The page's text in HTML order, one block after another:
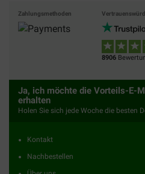
Zahlungsmethoden
8906
Ja, ich möchte die Vorteils-E-
erhalten
Holen Sie sich jede Woche die besten
Kontakt
Nachbestellen